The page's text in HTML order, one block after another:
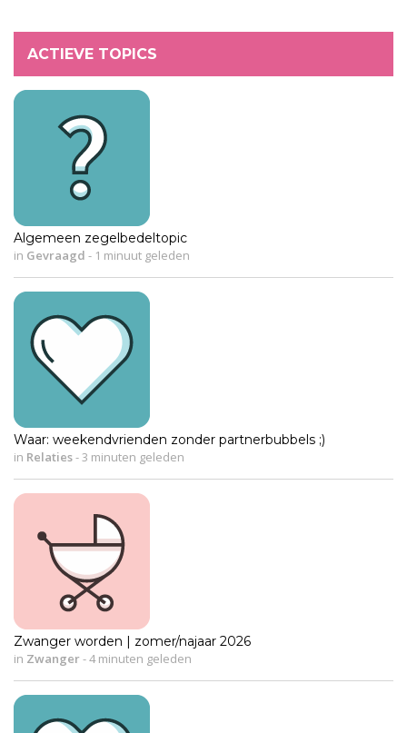
ACTIEVE TOPICS
Algemeen zegelbedeltopic
in Gevraagd - 1 minuut geleden
Waar: weekendvrienden zonder partnerbubbels ;)
in Relaties- 3 minuten geleden
Zwanger worden | zomer/najaar 2026
in Zwanger-4 minuten geleden